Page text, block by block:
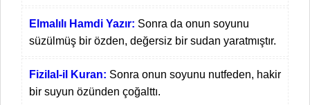
Elmalılı Hamdi Yazır: Sonra da onun soyunu
süzülmüş bir özden, değersiz bir sudan yaratmıştır.
Fizilal-il Kuran: Sonra onun soyunu nutfeden, hakir
bir suyun özünden çoğalttı.